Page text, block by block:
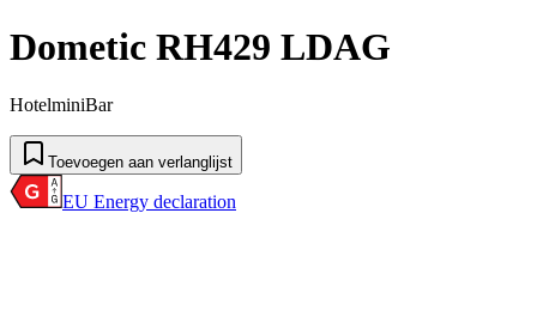
Dometic RH429 LDAG
HotelminiBar
Toevoegen aan verlanglijst
EU Energy declaration